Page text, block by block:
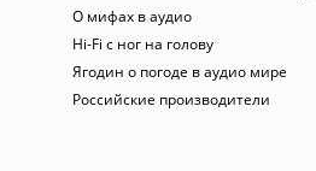
О мифах в аудио
Hi-Fi с ног на голову
Ягодин о погоде в аудио мире
Российские производители